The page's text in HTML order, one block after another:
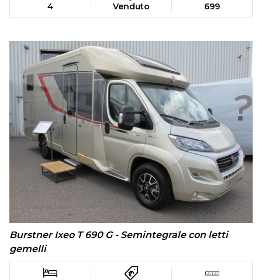
4 Venduto 699
Burstner Ixeo T 690 G - Semintegrale con letti
gemelli